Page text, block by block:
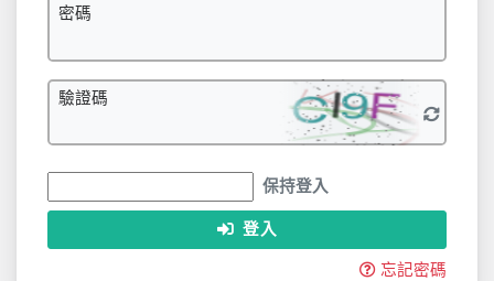
密碼
驗證碼
保持登入
登入
忘記密碼